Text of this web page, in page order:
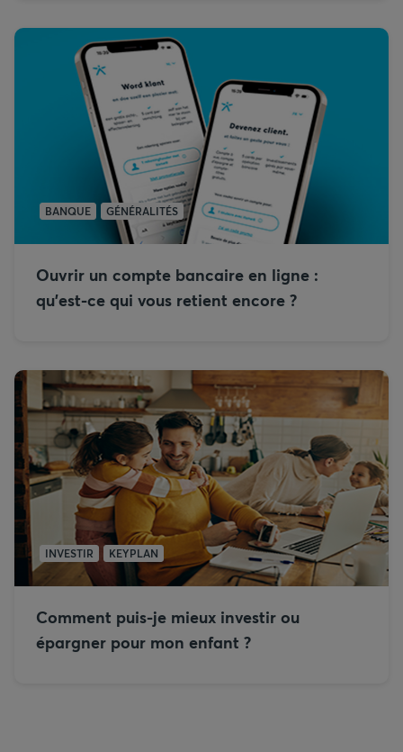
BANQUE GÉNÉRALITÉS
Ouvrir un compte bancaire en ligne :
qu’est-ce qui vous retient encore ?
INVESTIR KEYPLAN
Comment puis-je mieux investir ou
épargner pour mon enfant ?